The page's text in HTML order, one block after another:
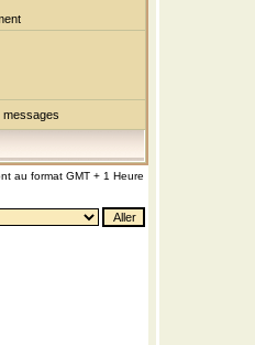
au format GMT + 1 Heure